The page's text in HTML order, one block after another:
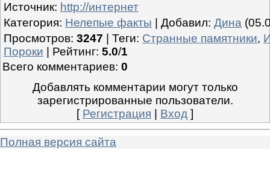
Источник: http://интернет
Категория: Нелепые факты Добавил: Дина
Просмотров: 3247 Теги: Странные памятники,
Пороки
Рейтинг: 5.0/1
Всего комментариев: 0
Добавлять комментарии могут только
зарегистрированные пользователи.
[ Регистрация Вход ]
Полная версия сайта